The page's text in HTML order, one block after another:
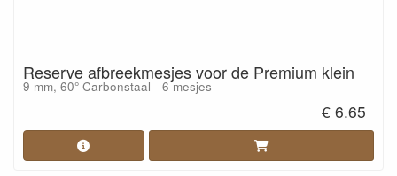
Reserve afbreekmesjes voor de Premium klein
9 mm, 60° Carbonstaal - 6 mesjes
€ 6.65